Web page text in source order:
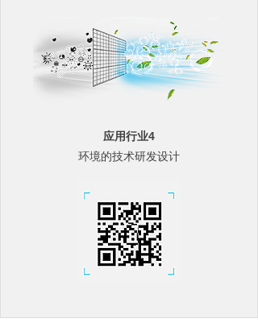
应用行业4
环境的技术研发设计